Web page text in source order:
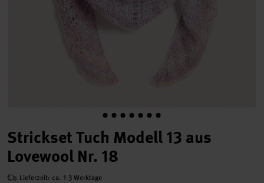
Strickset Tuch Modell 13 aus
Lovewool Nr. 18
Lieferzeit: ca. 1-3 Werktage